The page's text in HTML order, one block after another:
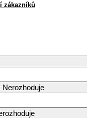
zákazníků
Nerozhoduje